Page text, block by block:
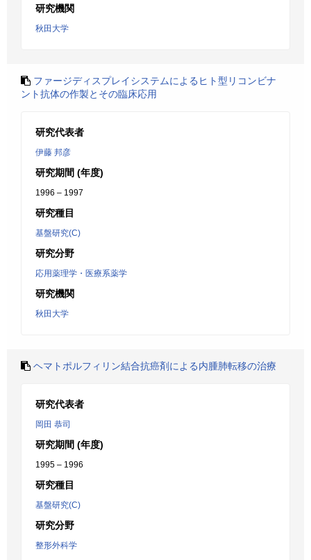
研究機関
秋田大学
ファージディスプレイシステムによるヒト型リコンビナ
ント抗体の作製とその臨床応用
研究代表者
伊藤 邦彦
研究期間 (年度)
1996 – 1997
研究種目
基盤研究(C)
研究分野
応用薬理学・医療系薬学
研究機関
秋田大学
ヘマトポルフィリン結合抗癌剤による内腫肺転移の治療
研究代表者
岡田 恭司
研究期間 (年度)
1995 – 1996
研究種目
基盤研究(C)
研究分野
整形外科学